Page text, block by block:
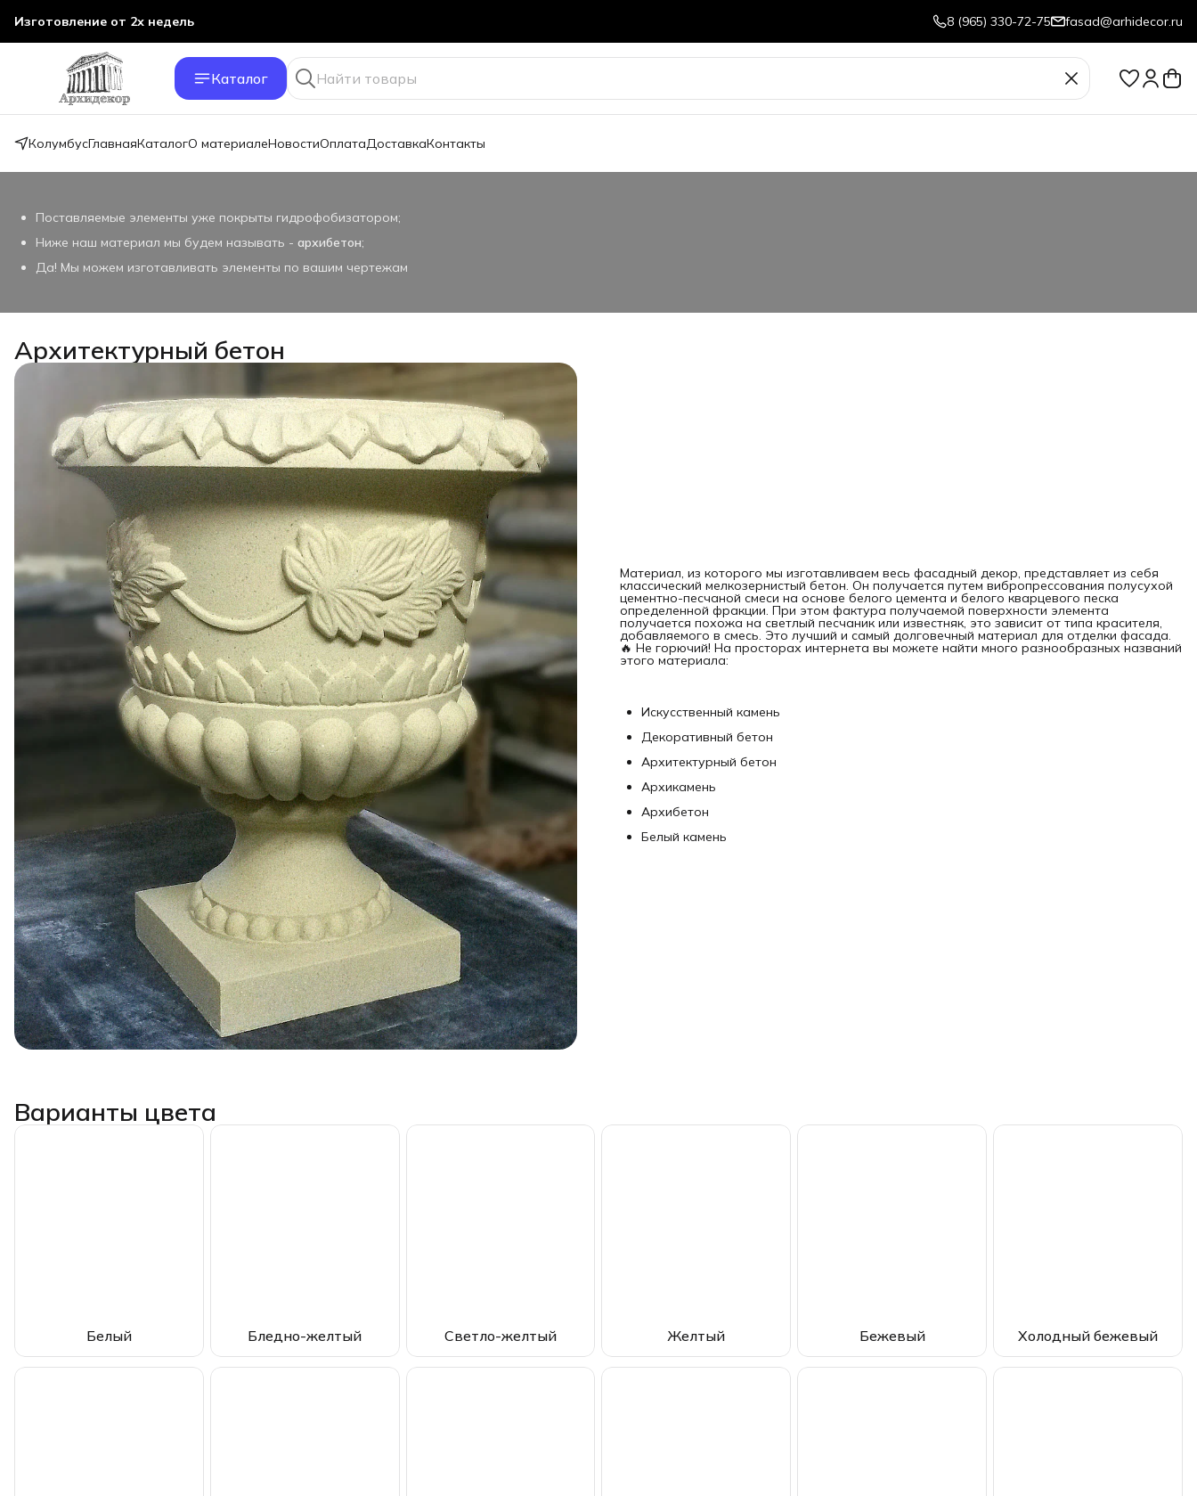
Изготовление от 2х недель 8 (965) 330-72-75 fasad@arhidecor.ru
Каталог
КолумбусГлавнаяКаталогО материалеНовостиОплатаДоставкаКонтакты
Поставляемые элементы уже покрыты гидрофобизатором;
Ниже наш материал мы будем называть - архибетон;
Да! Мы можем изготавливать элементы по вашим чертежам
Архитектурный бетон
Материал, из которого мы изготавливаем весь фасадный декор, представляет из себя
классический мелкозернистый бетон. Он получается путем вибропрессования полусухой
цементно-песчаной смеси на основе белого цемента и белого кварцевого песка
определенной фракции. При этом фактура получаемой поверхности элемента
получается похожа на светлый песчаник или известняк, это зависит от типа красителя,
добавляемого в смесь. Это лучший и самый долговечный материал для отделки фасада.
🔥 Не горючий! На просторах интернета вы можете найти много разнообразных названий
этого материала:
Искусственный камень
Декоративный бетон
Архитектурный бетон
Архикамень
Архибетон
Белый камень
Варианты цвета
Белый Бледно-желтый Светло-желтый Желтый Бежевый Холодный бежевый